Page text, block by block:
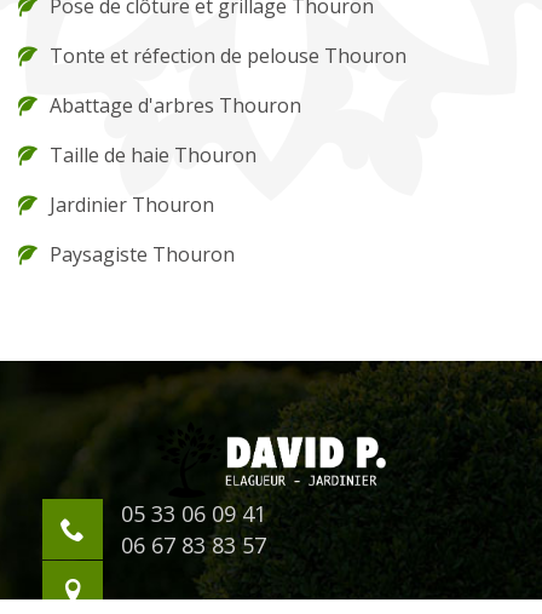
Pose de clôture et grillage Thouron
Tonte et réfection de pelouse Thouron
Abattage d'arbres Thouron
Taille de haie Thouron
Jardinier Thouron
Paysagiste Thouron
05 33 06 09 41
06 67 83 83 57